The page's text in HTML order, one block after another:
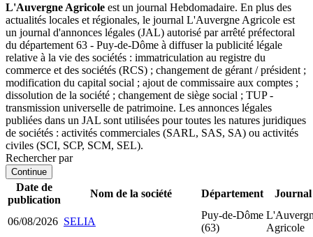
L'Auvergne Agricole est un journal Hebdomadaire. En plus des
actualités locales et régionales, le journal L'Auvergne Agricole est
un journal d'annonces légales (JAL) autorisé par arrêté préfectoral
du département 63 - Puy-de-Dôme à diffuser la publicité légale
relative à la vie des sociétés : immatriculation au registre du
commerce et des sociétés (RCS) ; changement de gérant / président ;
modification du capital social ; ajout de commissaire aux comptes ;
dissolution de la société ; changement de siège social ; TUP -
transmission universelle de patrimoine. Les annonces légales
publiées dans un JAL sont utilisées pour toutes les natures juridiques
de sociétés : activités commerciales (SARL, SAS, SA) ou activités
civiles (SCI, SCP, SCM, SEL).
Rechercher par
Continue
Date de
publication
Nom de la société Département Journal
06/08/2026 SELIA
Puy-de-Dôme
(63)
Agricole